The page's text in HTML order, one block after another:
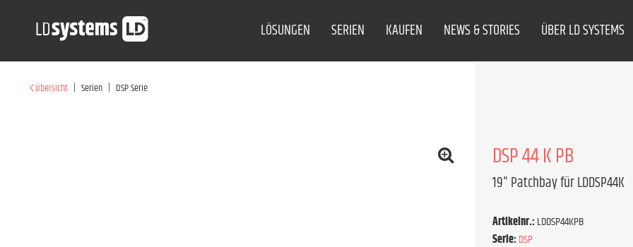
LÖSUNGEN SERIEN KAUFEN NEWS & STORIES ÜBER LD SYSTEMS
Übersicht | Serien | DSP Serie
DSP 44 K PB
19" Patchbay für LDDSP44K
Artikelnr.:LDDSP44KPB
Serie:DSP